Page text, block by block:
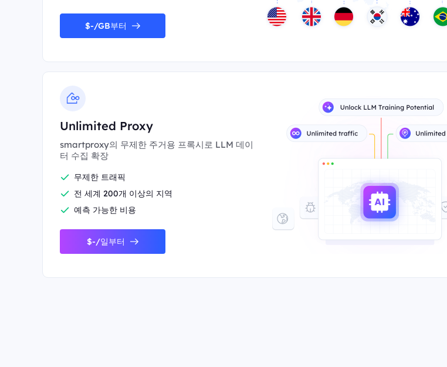
$-/GB부터
Unlimited Proxy
smartproxy의 무제한 주거용 프록시로 LLM 데이
터 수집 확장
무제한 트래픽
전 세계 200개 이상의 지역
예측 가능한 비용
$-/일부터